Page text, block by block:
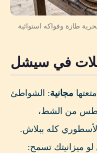
طازة وفواكه استوائية
في سيشل
مجانية: الشواطئ
من الشط،
كله ببلاش.
ميزانيتك تسمح: